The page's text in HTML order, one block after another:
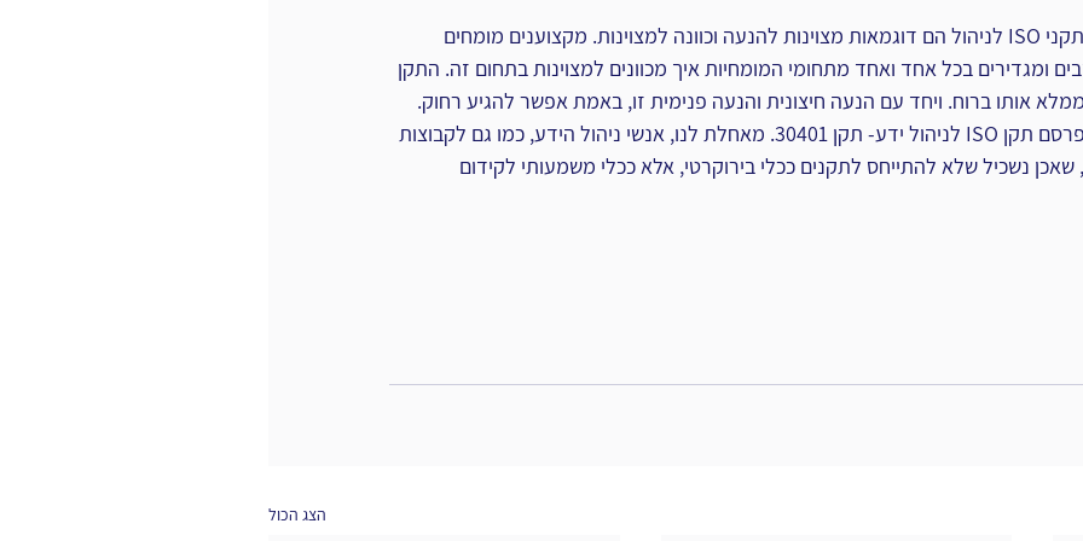
בהקשר זה- תקני CMMI ותקני ISO לניהול הם דוגמאות מצוינות להנעה וכוונה למצוינות. מקצוענים מומחים
ומגדירים בכל אחד ואחד מתחומי המומחיות איך מכוונים למצוינות בתחום זה. התקן
ממלא אותו ברוח. ויחד עם הנעה חיצונית והנעה פנימית זו, באמת אפשר להגיע רחוק.
התברכנו, ובימים אלו, מתפרסם תקן ISO לניהול ידע- תקן 30401. מאחלת לנו, אנשי ניהול הידע, כמו גם לקבוצות
נשכיל שלא להתייחס לתקנים ככלי בירוקרטי, אלא ככלי משמעותי לקידום
הצג הכול